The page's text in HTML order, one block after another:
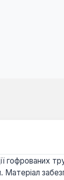
гофрованих
Матеріал